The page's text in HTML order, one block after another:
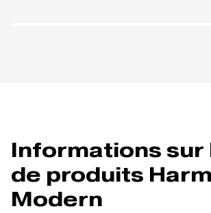
Informations sur
de produits
Modern